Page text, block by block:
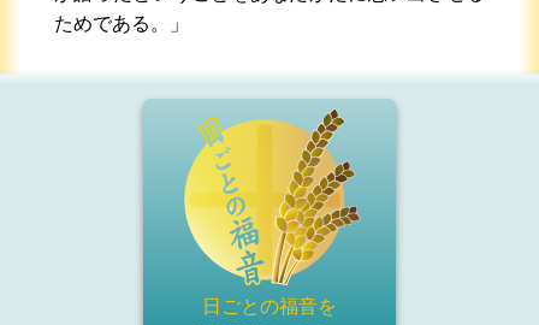
ためである。」
日ごとの福音を